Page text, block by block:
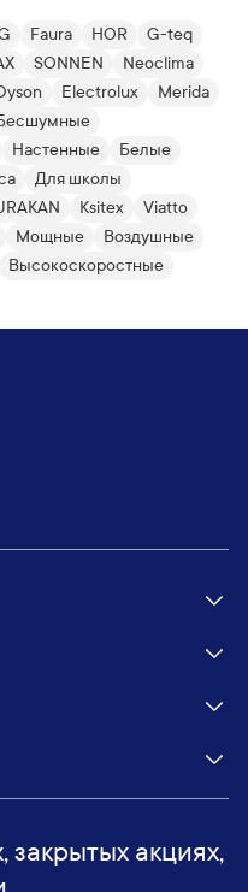
Faura HOR
G-teq
SONNEN
Neoclima
Electrolux
Merida
Настенные
Белые
Для школы
Ksitex
Viatto
Мощные
Воздушные
Высокоскоростные
закрытых акциях,